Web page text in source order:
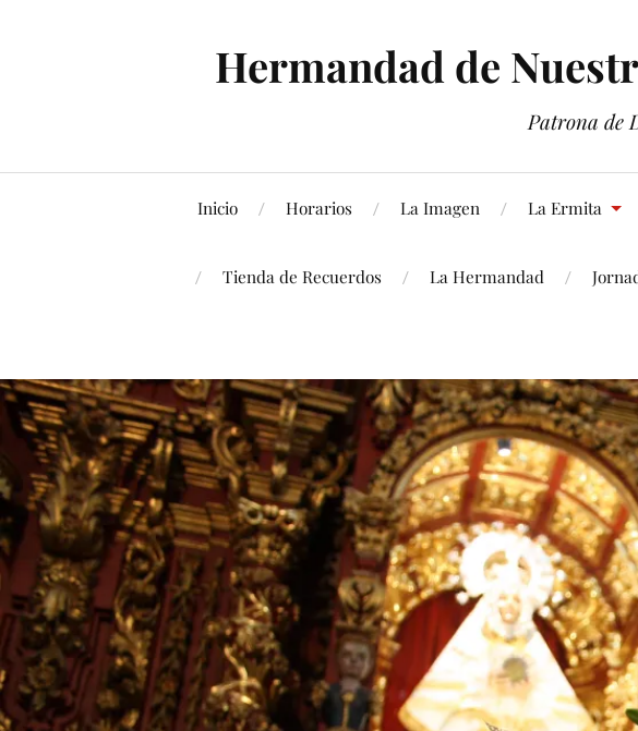
Hermandad de
Patrona de
Inicio Horarios La Imagen La Ermita
Tienda de Recuerdos La Hermandad